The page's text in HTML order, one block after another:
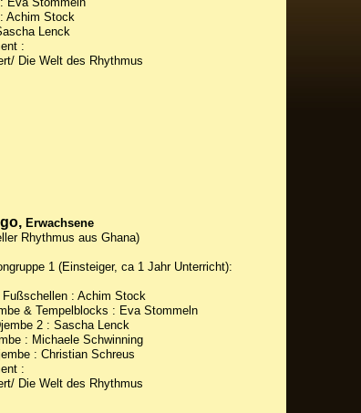
Achim Stock
Lenck
:
Die Welt des Rhythmus
Erwachsene
Rhythmus aus Ghana)
1 (Einsteiger, ca 1 Jahr Unterricht):
: Achim Stock
& Tempelblocks : Eva Stommeln
2 : Sascha Lenck
: Michaele Schwinning
: Christian Schreus
:
Die Welt des Rhythmus